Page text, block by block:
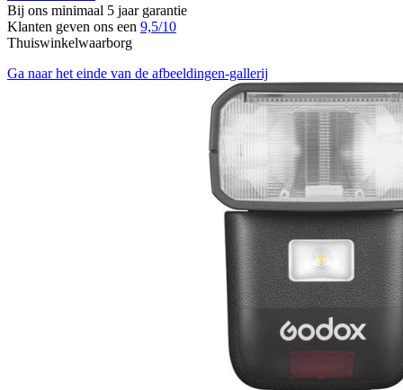
Bij ons minimaal 5 jaar garantie
Klanten geven ons een 9,5/10
Thuiswinkelwaarborg
Ga naar het einde van de afbeeldingen-gallerij